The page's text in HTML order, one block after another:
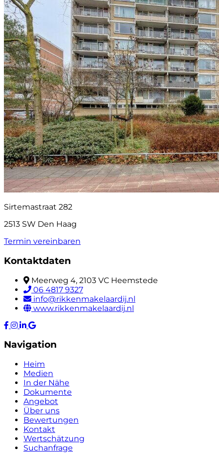
Sirtemastraat 282
2513 SW Den Haag
Termin vereinbaren
Kontaktdaten
Meerweg 4, 2103 VC Heemstede
06 4817 9327
info@rikkenmakelaardij.nl
www.rikkenmakelaardij.nl
Navigation
Heim
Medien
In der Nähe
Dokumente
Angebot
Über uns
Bewertungen
Kontakt
Wertschätzung
Suchanfrage